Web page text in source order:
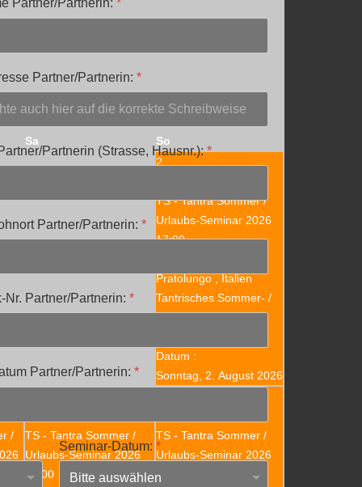
Sa So
2
TS - Tantra Sommer /
Urlaubs-Seminar 2026
17:00
Pratolungo , Italien
Tantrisches Sommer- /
Urlaubs-Seminar in
Datum :
Sonntag, 2. August 2026
/
TS - Tantra Sommer /
Urlaubs-Seminar 2026
17:00
TS - Tantra Sommer /
Urlaubs-Seminar 2026
17:00
Partner/Partnerin: *
Partner/Partnerin: *
Partnerin (Strasse, Hausnr.):*
Partner/Partnerin: *
Nr. Partner/Partnerin: *
Partner/Partnerin: *
Seminar-Datum: *